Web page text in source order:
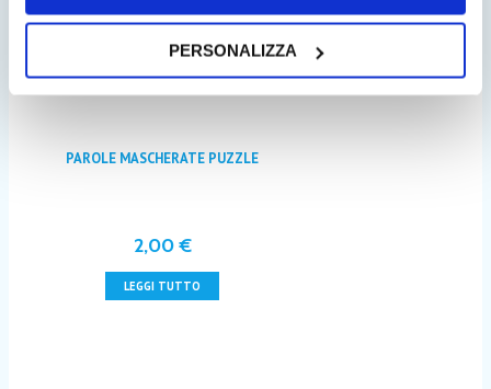
PERSONALIZZA
PAROLE MASCHERATE PUZZLE
2,00€
LEGGI TUTTO